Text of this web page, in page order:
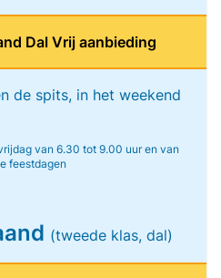
Dal Vrij aanbieding
de spits, in het weekend
van 6.30 tot 9.00 uur en van
feestdagen
(tweede klas, dal)